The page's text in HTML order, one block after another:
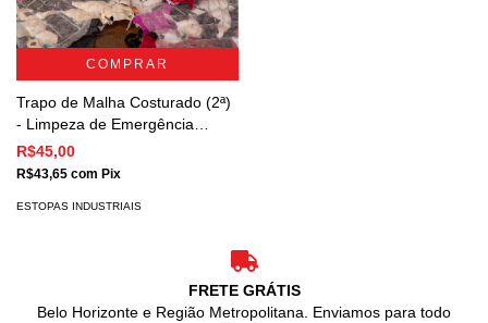
COMPRAR
Trapo de Malha Costurado (2ª)
- Limpeza de Emergência
Eficaz
R$45,00
R$43,65 com Pix
ESTOPAS INDUSTRIAIS
FRETE GRÁTIS
Belo Horizonte e Região Metropolitana. Enviamos para todo